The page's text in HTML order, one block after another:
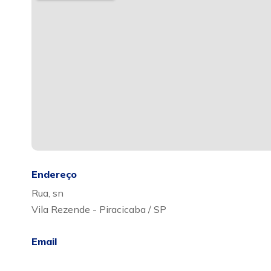
Endereço
Rua, sn
Vila Rezende - Piracicaba / SP
Email